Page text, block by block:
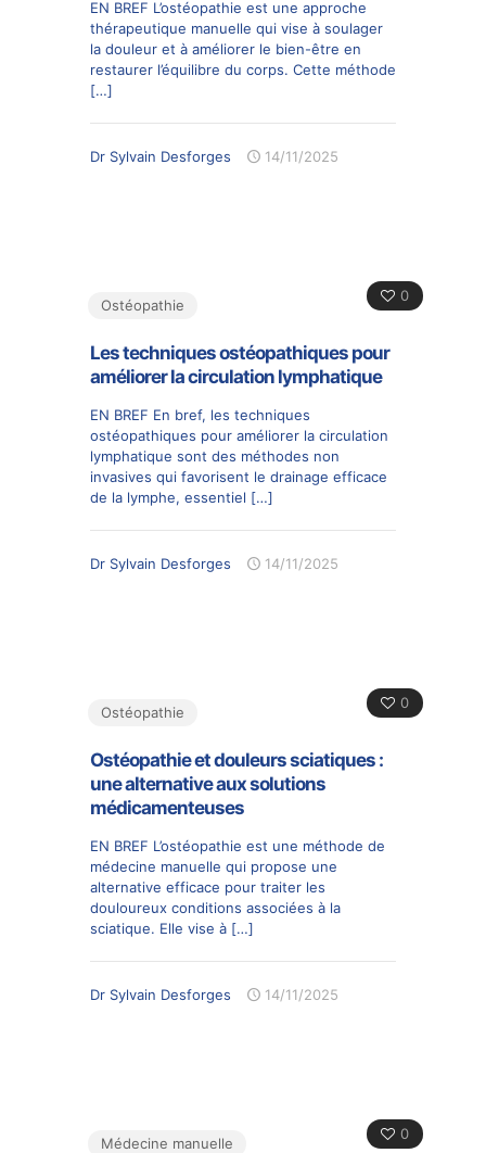
EN BREF L’ostéopathie est une approche
thérapeutique manuelle qui vise à soulager
la douleur et à améliorer le bien-être en
restaurer l’équilibre du corps. Cette méthode
[…]
Dr Sylvain Desforges 14/11/2025
0
Ostéopathie
Les techniques ostéopathiques pour
améliorer la circulation lymphatique
EN BREF En bref, les techniques
ostéopathiques pour améliorer la circulation
lymphatique sont des méthodes non
invasives qui favorisent le drainage efficace
de la lymphe, essentiel […]
Dr Sylvain Desforges 14/11/2025
0
Ostéopathie
Ostéopathie et douleurs sciatiques :
une alternative aux solutions
médicamenteuses
EN BREF L’ostéopathie est une méthode de
médecine manuelle qui propose une
alternative efficace pour traiter les
douloureux conditions associées à la
sciatique. Elle vise à […]
Dr Sylvain Desforges 14/11/2025
0
Médecine manuelle